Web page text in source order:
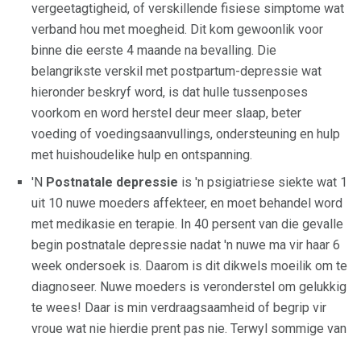
vergeetagtigheid, of verskillende fisiese simptome wat
verband hou met moegheid. Dit kom gewoonlik voor
binne die eerste 4 maande na bevalling. Die
belangrikste verskil met postpartum-depressie wat
hieronder beskryf word, is dat hulle tussenposes
voorkom en word herstel deur meer slaap, beter
voeding of voedingsaanvullings, ondersteuning en hulp
met huishoudelike hulp en ontspanning.
'N Postnatale depressie is 'n psigiatriese siekte wat 1
uit 10 nuwe moeders affekteer, en moet behandel word
met medikasie en terapie. In 40 persent van die gevalle
begin postnatale depressie nadat 'n nuwe ma vir haar 6
week ondersoek is. Daarom is dit dikwels moeilik om te
diagnoseer. Nuwe moeders is veronderstel om gelukkig
te wees! Daar is min verdraagsaamheid of begrip vir
vroue wat nie hierdie prent pas nie. Terwyl sommige van